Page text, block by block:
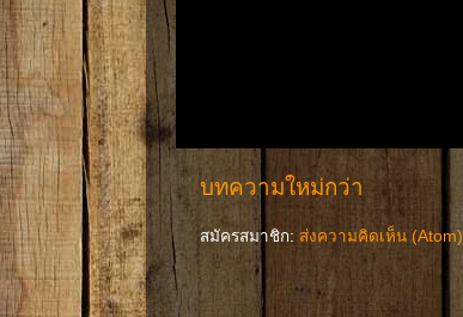
บทความใหม่กว่า
สมัครสมาชิก: ส่งความคิดเห็น (Atom)